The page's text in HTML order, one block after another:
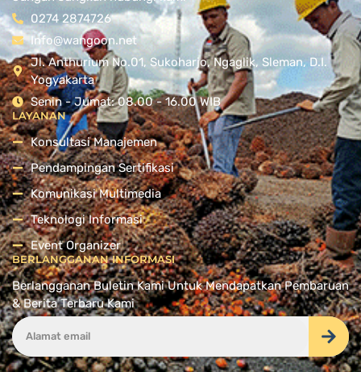
0274 2874726
Info@wangoon.net
Jl. Anthurium No.01, Sukoharjo, Ngaglik, Sleman, D.I.
Yogyakarta
Senin - Jumat: 08.00 - 16.00 WIB
LAYANAN
Konsultasi Manajemen
Pendampingan Sertifikasi
Komunikasi Multimedia
Teknologi Informasi
Event Organizer
BERLANGGANAN INFORMASI
Berlangganan Buletin Kami Untuk Mendapatkan Pembaruan
& Berita Terbaru Kami